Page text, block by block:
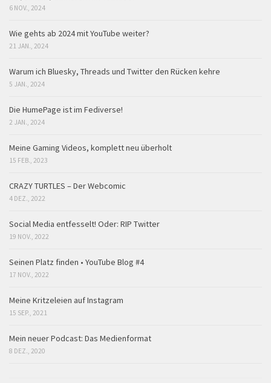
6 NOV., 2024
Wie gehts ab 2024 mit YouTube weiter?
21 JAN., 2024
Warum ich Bluesky, Threads und Twitter den Rücken kehre
5 JAN., 2024
Die HumePage ist im Fediverse!
2 JAN., 2024
Meine Gaming Videos, komplett neu überholt
15 FEB., 2023
CRAZY TURTLES – Der Webcomic
4 DEZ., 2022
Social Media entfesselt! Oder: RIP Twitter
19 NOV., 2022
Seinen Platz finden • YouTube Blog #4
17 NOV., 2022
Meine Kritzeleien auf Instagram
15 SEP., 2021
Mein neuer Podcast: Das Medienformat
8 DEZ., 2020